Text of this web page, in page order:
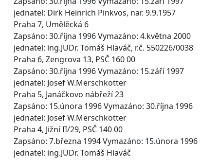
jednatel: Dirk Heinrich Pinkvos, nar. 9.9.1957
Praha 7, Umělěcká 6
Zapsáno: 30.října 1996 Vymazáno: 4.května 2000
jednatel: ing.JUDr. Tomáš Hlaváč, r.č. 550226/0038
Praha 6, Zengrova 13, PSČ 160 00
Zapsáno: 30.října 1996 Vymazáno: 15.září 1997
jednatel: Josef W.Merschkötter
Praha 5, Janáčkovo nábřeží 23
Zapsáno: 15.února 1996 Vymazáno: 30.října 1996
jednatel: Josef W.Merschkötter
Praha 4, Jižní II/29, PSČ 140 00
Zapsáno: 7.března 1994 Vymazáno: 15.února 1996
jednatel: ing.JUDr. Tomáš Hlaváč